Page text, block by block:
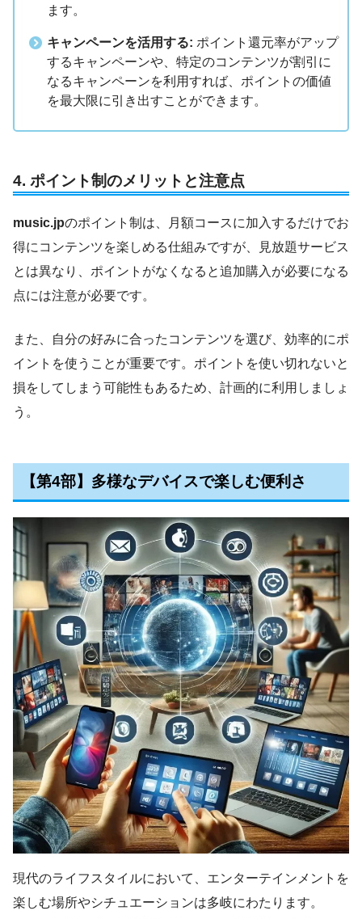
ます。
キャンペーンを活用する: ポイント還元率がアップ
するキャンペーンや、特定のコンテンツが割引に
なるキャンペーンを利用すれば、ポイントの価値
を最大限に引き出すことができます。
4. ポイント制のメリットと注意点
music.jpのポイント制は、月額コースに加入するだけでお
得にコンテンツを楽しめる仕組みですが、見放題サービス
とは異なり、ポイントがなくなると追加購入が必要になる
点には注意が必要です。
また、自分の好みに合ったコンテンツを選び、効率的にポ
イントを使うことが重要です。ポイントを使い切れないと
損をしてしまう可能性もあるため、計画的に利用しましょ
う。
【第4部】多様なデバイスで楽しむ便利さ
現代のライフスタイルにおいて、エンターテインメントを
楽しむ場所やシチュエーションは多岐にわたります。